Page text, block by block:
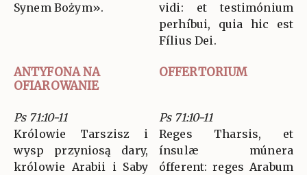
Synem Bożym».
vidi: et testimónium
perhíbui, quia hic est
Fílius Dei.
ANTYFONA NA
OFIAROWANIE
OFFERTORIUM
Ps 71:10-11
Królowie Tarszisz i
wysp przyniosą dary,
królowie Arabii i Saby
Ps 71:10-11
Reges Tharsis, et
ínsulæ múnera
ófferent: reges Arabum